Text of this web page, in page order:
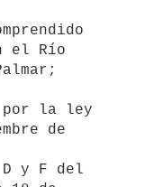
el Río
por la ley
de
y F del